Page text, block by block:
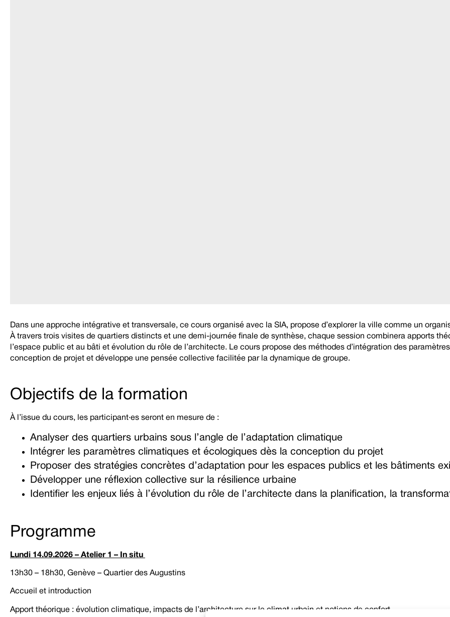
Dans une approche intégrative et transversale, ce cours organisé avec la SIA, propose d’explorer la ville comme un
À travers trois visites de quartiers distincts et une demi-journée finale de synthèse, chaque session combinera apports
l’espace public et au bâti et évolution du rôle de l’architecte. Le cours propose des méthodes d’intégration des
conception de projet et développe une pensée collective facilitée par la dynamique de groupe.
Objectifs de la formation
À l’issue du cours, les participant·es seront en mesure de :
Analyser des quartiers urbains sous l’angle de l’adaptation climatique
Intégrer les paramètres climatiques et écologiques dès la conception du projet
Proposer des stratégies concrètes d’adaptation pour les espaces publics et les bâtiments
Développer une réflexion collective sur la résilience urbaine
Identifier les enjeux liés à l’évolution du rôle de l’architecte dans la planification, la
Programme
Lundi 14.09.2026 – Atelier 1 – In situ
13h30 – 18h30, Genève – Quartier des Augustins
Accueil et introduction
Apport théorique : évolution climatique, impacts de l’architecture sur le climat urbain et notions de confort